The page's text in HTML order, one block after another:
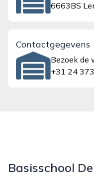
6663BS
Contactgegevens
Bezoek de
+31 24
Basisschool